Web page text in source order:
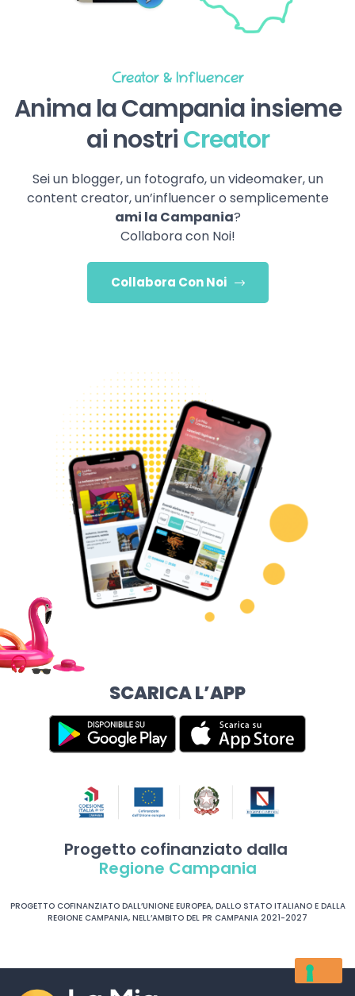
Creator & Influencer
Anima la Campania insieme
ai nostriCreator
Sei un blogger, un fotografo, un videomaker, un
content creator, un’influencer o semplicemente
ami la Campania?
Collabora con Noi!
Collabora Con Noi
SCARICA L’APP
Progetto cofinanziato dalla
Regione Campania
PROGETTO COFINANZIATO DALL’UNIONE EUROPEA, DALLO STATO ITALIANO E DALLA
REGIONE CAMPANIA, NELL’AMBITO DEL PR CAMPANIA 2021-2027